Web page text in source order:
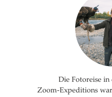
Die Fotoreise
Zoom‑Expeditions